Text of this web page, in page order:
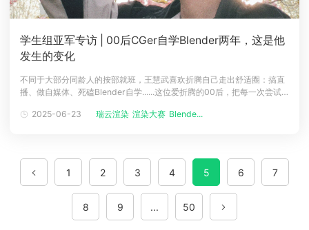
学生组亚军专访 | 00后CGer自学Blender两年，这是他
发生的变化
不同于大部分同龄人的按部就班，王慧武喜欢折腾自己走出舒适圈：搞直
播、做自媒体、死磕Blender自学......这位爱折腾的00后，把每一次尝试
评价声在社交媒体评论区涌现，他却将压力化为燃料，日复一日坚持学
2025-06-23 瑞云渲染 渲染大赛 Blende...
1 2 3 4 5 6 7
8 9 ... 50